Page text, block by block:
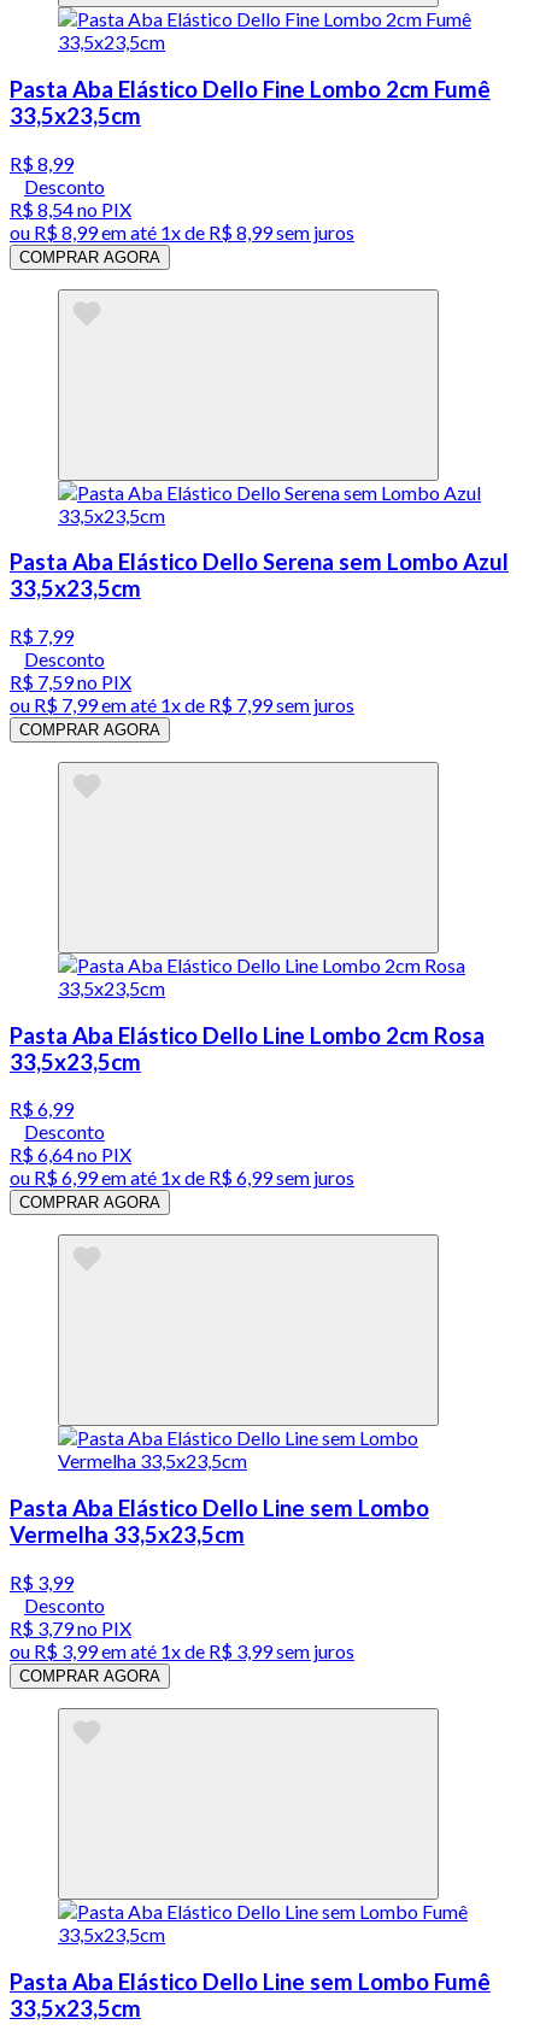
Pasta Aba Elástico Dello Fine Lombo 2cm Fumê
33,5x23,5cm
R$ 8,99
Desconto
R$ 8,54no PIX
ou R$ 8,99em até 1x de R$ 8,99sem juros
COMPRAR AGORA
Pasta Aba Elástico Dello Serena sem Lombo Azul
33,5x23,5cm
R$ 7,99
Desconto
R$ 7,59no PIX
ou R$ 7,99em até 1x de R$ 7,99sem juros
COMPRAR AGORA
Pasta Aba Elástico Dello Line Lombo 2cm Rosa
33,5x23,5cm
R$ 6,99
Desconto
R$ 6,64no PIX
ou R$ 6,99em até 1x de R$ 6,99sem juros
COMPRAR AGORA
Pasta Aba Elástico Dello Line sem Lombo
Vermelha 33,5x23,5cm
R$ 3,99
Desconto
R$ 3,79no PIX
ou R$ 3,99em até 1x de R$ 3,99sem juros
COMPRAR AGORA
Pasta Aba Elástico Dello Line sem Lombo Fumê
33,5x23,5cm